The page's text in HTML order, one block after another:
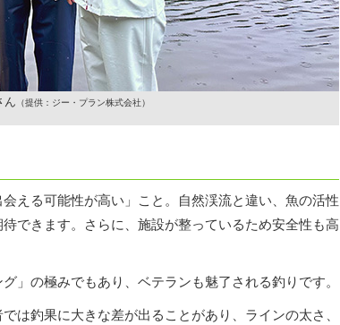
ん （提供：ジー・プラン株式会社）
える可能性が高い」こと。自然渓流と違い、魚の活性
できます。さらに、施設が整っているため安全性も高
」の極みでもあり、ベテランも魅了される釣りです。
は釣果に大きな差が出ることがあり、ラインの太さ、